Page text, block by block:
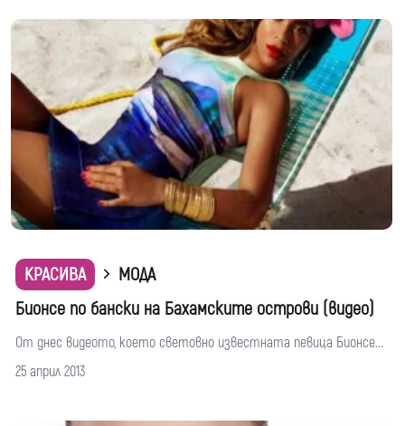
КРАСИВА
МОДА
Бионсе по бански на Бахамските острови (видео)
От днес видеото, което световно известната певица Бионсе...
25 април 2013